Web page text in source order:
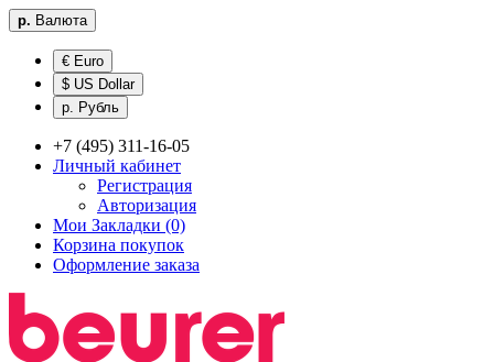
р. Валюта
€ Euro
$ US Dollar
р. Рубль
+7 (495) 311-16-05
Личный кабинет
Регистрация
Авторизация
Мои Закладки (0)
Корзина покупок
Оформление заказа